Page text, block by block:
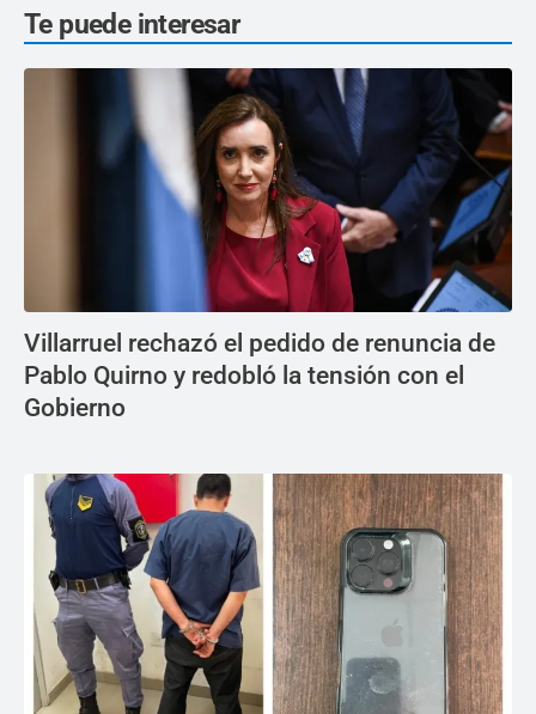
Te puede interesar
Villarruel rechazó el pedido de renuncia de
Pablo Quirno y redobló la tensión con el
Gobierno